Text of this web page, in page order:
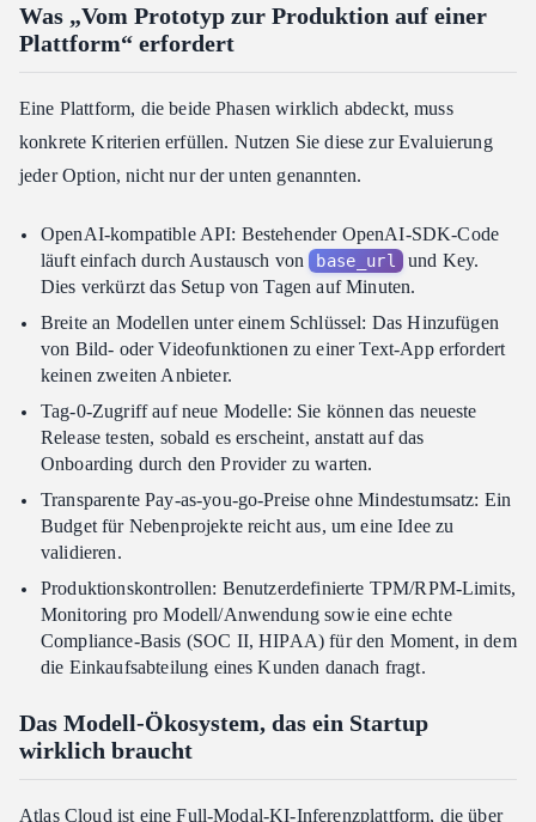
Was „Vom Prototyp zur Produktion auf einer
Plattform“ erfordert
Eine Plattform, die beide Phasen wirklich abdeckt, muss
konkrete Kriterien erfüllen. Nutzen Sie diese zur Evaluierung
jeder Option, nicht nur der unten genannten.
OpenAI-kompatible API: Bestehender OpenAI-SDK-Code
läuft einfach durch Austausch von base_url und Key.
Dies verkürzt das Setup von Tagen auf Minuten.
Breite an Modellen unter einem Schlüssel: Das Hinzufügen
von Bild- oder Videofunktionen zu einer Text-App erfordert
keinen zweiten Anbieter.
Tag-0-Zugriff auf neue Modelle: Sie können das neueste
Release testen, sobald es erscheint, anstatt auf das
Onboarding durch den Provider zu warten.
Transparente Pay-as-you-go-Preise ohne Mindestumsatz: Ein
Budget für Nebenprojekte reicht aus, um eine Idee zu
validieren.
Produktionskontrollen: Benutzerdefinierte TPM/RPM-Limits,
Monitoring pro Modell/Anwendung sowie eine echte
Compliance-Basis (SOC II, HIPAA) für den Moment, in dem
die Einkaufsabteilung eines Kunden danach fragt.
Das Modell-Ökosystem, das ein Startup
wirklich braucht
Atlas Cloud ist eine Full-Modal-KI-Inferenzplattform, die über